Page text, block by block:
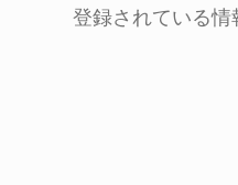
登録されている